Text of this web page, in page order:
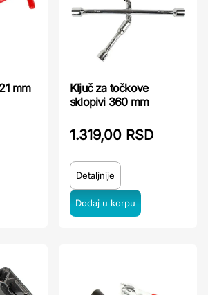
mm
Ključ za točkove
sklopivi 360 mm
1.319,00 RSD
Detaljnije